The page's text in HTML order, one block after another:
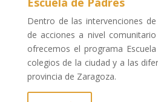
Dentro de las intervenciones
de acciones a nivel
ofrecemos el programa
colegios de la ciudad y a las
provincia de Zaragoza.